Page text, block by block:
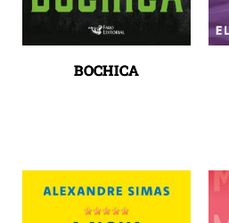
BOCHICA